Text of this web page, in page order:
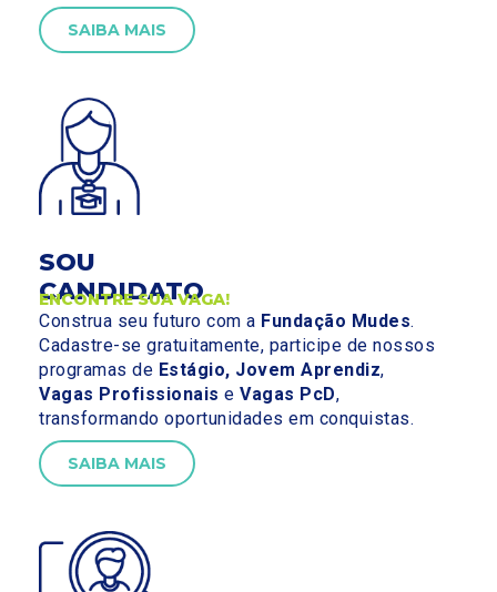
SAIBA MAIS
SOU
CANDIDATO
ENCONTRE SUA VAGA!
Construa seu futuro com a Fundação Mudes.
Cadastre-se gratuitamente, participe de nossos
programas de Estágio, Jovem Aprendiz,
Vagas Profissionais e Vagas PcD,
transformando oportunidades em conquistas.
SAIBA MAIS